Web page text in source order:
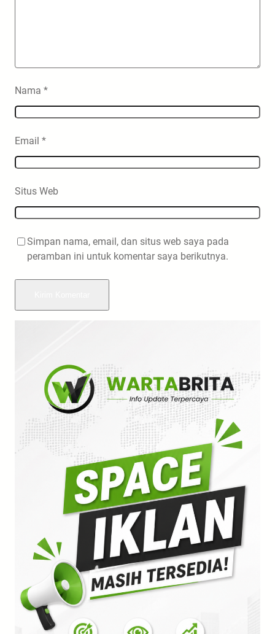
Nama *
Email *
Situs Web
Simpan nama, email, dan situs web saya pada
peramban ini untuk komentar saya berikutnya.